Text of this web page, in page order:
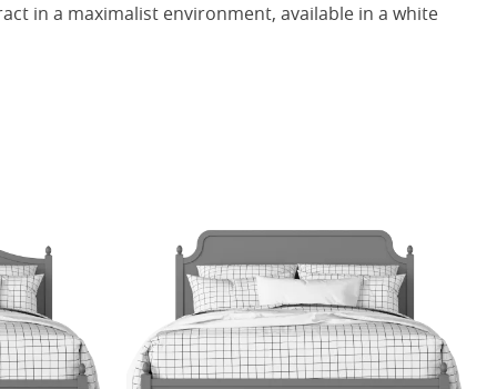
in a maximalist environment, available in a white